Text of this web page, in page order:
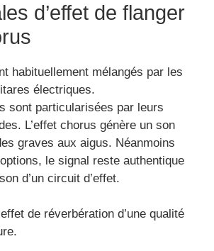
d’effet de flanger
habituellement mélangés par les
électriques.
sont particularisées par leurs
L’effet chorus génère un son
graves aux aigus. Néanmoins
le signal reste authentique
d’un circuit d’effet.
de réverbération d’une qualité